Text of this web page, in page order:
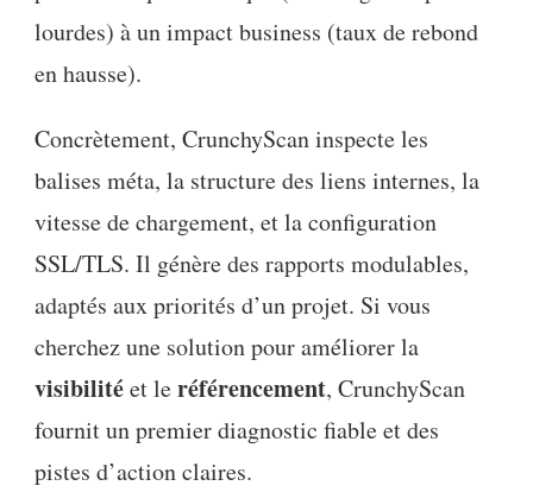
lourdes) à un impact business (taux de rebond
en hausse).
Concrètement, CrunchyScan inspecte les
balises méta, la structure des liens internes, la
vitesse de chargement, et la configuration
SSL/TLS. Il génère des rapports modulables,
adaptés aux priorités d’un projet. Si vous
cherchez une solution pour améliorer la
visibilitéet leréférencement, CrunchyScan
fournit un premier diagnostic fiable et des
pistes d’action claires.